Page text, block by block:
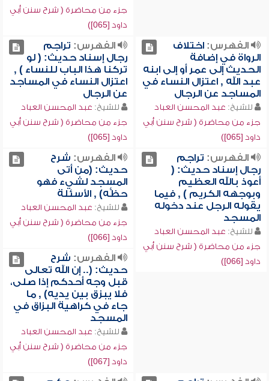
جزء من محاضرة ( شرح سنن أبي
داود [065])
الفهرس:اختلاف
الرواة في إضافة
الحديث إلى عمر أو إلى ابنه
عبد الله , اعتزال النساء في
المساجد عن الرجال
للشيخ: عبد المحسن العباد
جزء من محاضرة ( شرح سنن أبي
داود [065])
الفهرس: تراجم
رجال إسناد حديث: ( لو
تركنا هذا الباب للنساء ) ,
اعتزال النساء في المساجد
عن الرجال
للشيخ: عبد المحسن العباد
جزء من محاضرة ( شرح سنن أبي
داود [065])
الفهرس: تراجم
رجال إسناد حديث: (
أعوذ بالله العظيم
وبوجهه الكريم ) , فيما
يقوله الرجل عند دخوله
المسجد
للشيخ: عبد المحسن العباد
جزء من محاضرة ( شرح سنن أبي
داود [066])
الفهرس: شرح
حديث: (من أتى
المسجد لشيء فهو
حظُّه) , الأسئلة
للشيخ: عبد المحسن العباد
جزء من محاضرة ( شرح سنن أبي
داود [066])
الفهرس: شرح
حديث: (.. إن الله تعالى
قبل وجه أحدكم إذا صلى،
فلا يبزق بين يديه) , ما
جاء في كراهية البزاق في
المسجد
للشيخ: عبد المحسن العباد
جزء من محاضرة ( شرح سنن أبي
داود [067])